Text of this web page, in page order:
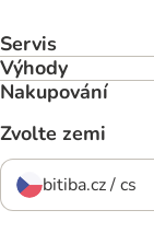
Servis
Výhody
Nakupování
Zvolte zemi
bitiba.cz / cs